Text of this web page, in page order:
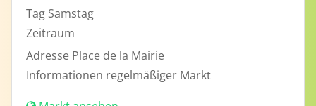
Tag Samstag
Zeitraum
Adresse Place de la Mairie
Informationen regelmäßiger Markt